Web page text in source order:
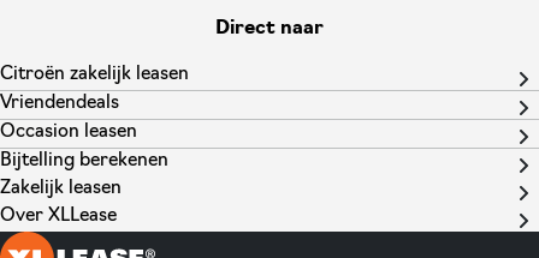
Direct naar
Citroën zakelijk leasen
Vriendendeals
Occasion leasen
Bijtelling berekenen
Zakelijk leasen
Over XLLease